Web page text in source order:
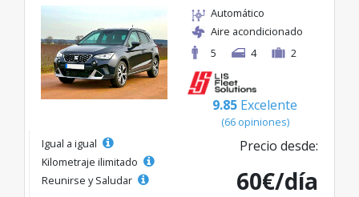
Automático
Aire acondicionado
5
4 2
9.85 Excelente
(66 opiniones)
Igual a igual
Kilometraje ilimitado
Reunirse y Saludar
Precio desde:
60€/día